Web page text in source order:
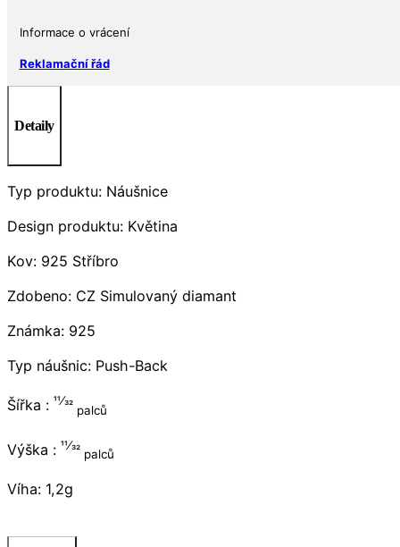
Informace o vrácení
Reklamační řád
Detaily
Typ produktu: Náušnice
Design produktu: Květina
Kov: 925 Stříbro
Zdobeno: CZ Simulovaný diamant
Známka: 925
Typ náušnic: Push-Back
Šířka : 11⁄32
palců
Výška : 11⁄32
palců
Víha: 1,2g